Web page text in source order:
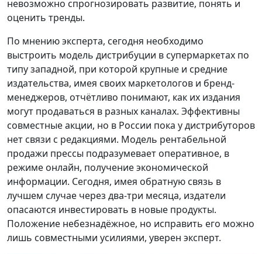
невозможно спрогнозировать развитие, понять и
оценить тренды.
По мнению эксперта, сегодня необходимо
выстроить модель дистрибуции в супермаркетах по
типу западной, при которой крупные и средние
издательства, имея своих маркетологов и бренд-
менеджеров, отчётливо понимают, как их издания
могут продаваться в разных каналах. Эффективны
совместные акции, но в России пока у дистрибуторов
нет связи с редакциями. Модель рентабельной
продажи прессы подразумевает оперативное, в
режиме онлайн, получение экономической
информации. Сегодня, имея обратную связь в
лучшем случае через два-три месяца, издатели
опасаются инвестировать в новые продукты.
Положение небезнадёжное, но исправить его можно
лишь совместными усилиями, уверен эксперт.